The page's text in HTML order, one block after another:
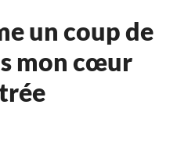
un coup de
mon cœur